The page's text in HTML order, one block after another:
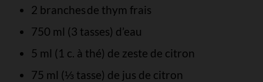
2 branches de thym frais
750 ml (3 tasses) d’eau
5 ml (1 c. à thé) de zeste de citron
75 ml (⅓ tasse) de jus de citron